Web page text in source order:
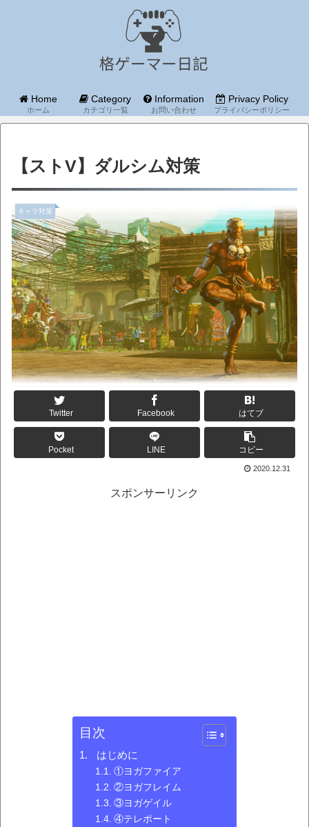
Home
ホーム
Category
カテゴリ一覧
Information
お問い合わせ
Privacy Policy
プライバシーポリシー
【ストV】ダルシム対策
キャラ対策
Twitter Facebook はてブ
Pocket LINE コピー
2020.12.31
スポンサーリンク
目次
はじめに
①ヨガファイア
②ヨガフレイム
③ヨガゲイル
④テレポート